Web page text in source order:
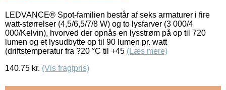
LEDVANCE® Spot-familien består af seks armaturer i fire
watt-størrelser (4,5/6,5/7/8 W) og to lysfarver (3 000/4
000/Kelvin), hvorved der opnås en lysstrøm på op til 720
lumen og et lysudbytte op til 90 lumen pr. watt
(driftstemperatur fra ?20 °C til +45 (Læs mere)
140.75 kr. (Vis fragtpris)